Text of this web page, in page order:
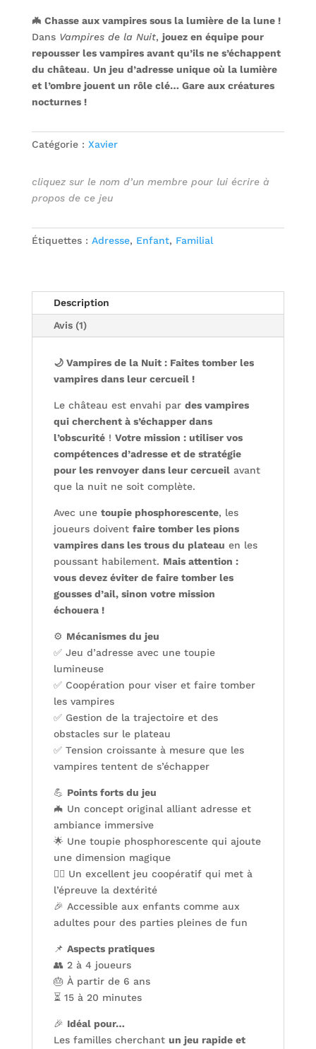
basé sur
client
🦇 Chasse aux vampires sous la lumière de la lune !
Dans Vampires de la Nuit, jouez en équipe pour
repousser les vampires avant qu’ils ne s’échappent
du château. Un jeu d’adresse unique où la lumière
et l’ombre jouent un rôle clé… Gare aux créatures
nocturnes !
Catégorie : Xavier
cliquez sur le nom d’un membre pour lui écrire à
propos de ce jeu
Étiquettes : Adresse, Enfant, Familial
Description
Avis (1)
🌙 Vampires de la Nuit : Faites tomber les
vampires dans leur cercueil !
Le château est envahi par des vampires
qui cherchent à s’échapper dans
l’obscurité! Votre mission : utiliser vos
compétences d’adresse et de stratégie
pour les renvoyer dans leur cercueilavant
que la nuit ne soit complète.
Avec une toupie phosphorescente, les
joueurs doivent faire tomber les pions
vampires dans les trous du plateau en les
poussant habilement. Mais attention :
vous devez éviter de faire tomber les
gousses d’ail, sinon votre mission
échouera !
⚙️ Mécanismes du jeu
✅ Jeu d’adresse avec une toupie
lumineuse
✅ Coopération pour viser et faire tomber
les vampires
✅ Gestion de la trajectoire et des
obstacles sur le plateau
✅ Tension croissante à mesure que les
vampires tentent de s’échapper
💪 Points forts du jeu
🦇 Un concept original alliant adresse et
ambiance immersive
🌟 Une toupie phosphorescente qui ajoute
une dimension magique
🤹‍♂️ Un excellent jeu coopératif qui met à
l’épreuve la dextérité
🎉 Accessible aux enfants comme aux
adultes pour des parties pleines de fun
📌 Aspects pratiques
👥 2 à 4 joueurs
🎂 À partir de 6 ans
⏳ 15 à 20 minutes
🎉 Idéal pour…
Les familles cherchant un jeu rapide et